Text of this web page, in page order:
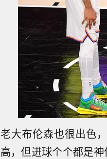
老大布伦森也很出色
高，但进球个个都是